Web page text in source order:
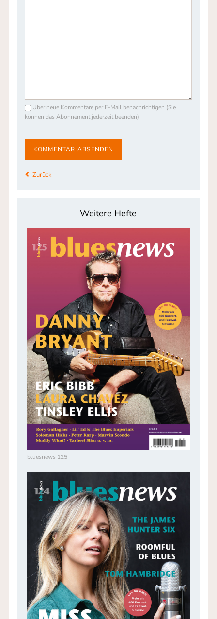
Über neue Kommentare per E-Mail benachrichtigen (Sie
können das Abonnement jederzeit beenden)
KOMMENTAR ABSENDEN
Zurück
Weitere Hefte
bluesnews 125